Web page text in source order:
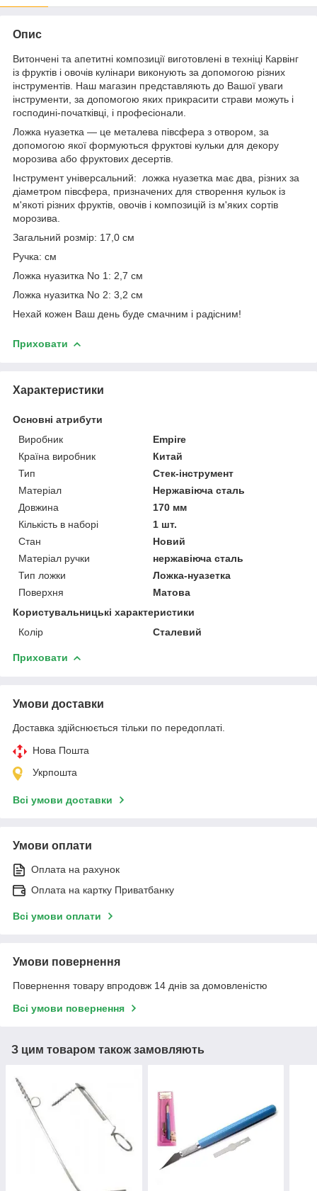
Опис
Витончені та апетитні композиції виготовлені в техніці Карвінг
із фруктів і овочів кулінари виконують за допомогою різних
інструментів. Наш магазин представляють до Вашої уваги
інструменти, за допомогою яких прикрасити страви можуть і
господині-початківці, і професіонали.
Ложка нуазетка — це металева півсфера з отвором, за
допомогою якої формуються фруктові кульки для декору
морозива або фруктових десертів.
Інструмент універсальний: ложка нуазетка має два, різних за
діаметром півсфера, призначених для створення кульок із
м'якоті різних фруктів, овочів і композицій із м'яких сортів
морозива.
Загальний розмір: 17,0 см
Ручка: см
Ложка нуазитка No 1: 2,7 см
Ложка нуазитка No 2: 3,2 см
Нехай кожен Ваш день буде смачним і радісним!
Приховати
Характеристики
Основні атрибути
Виробник
Empire
Країна виробник
Китай
Тип
Стек-інструмент
Матеріал
Нержавіюча сталь
Довжина
170 мм
Кількість в наборі
1 шт.
Стан
Новий
Матеріал ручки
нержавіюча сталь
Тип ложки
Ложка-нуазетка
Поверхня
Матова
Користувальницькі характеристики
Колір
Сталевий
Приховати
Умови доставки
Доставка здійснюється тільки по передоплаті.
Нова Пошта
Укрпошта
Всі умови доставки
Умови оплати
Оплата на рахунок
Оплата на картку Приватбанку
Всі умови оплати
Умови повернення
Повернення товару впродовж 14 днів за домовленістю
Всі умови повернення
З цим товаром також замовляють